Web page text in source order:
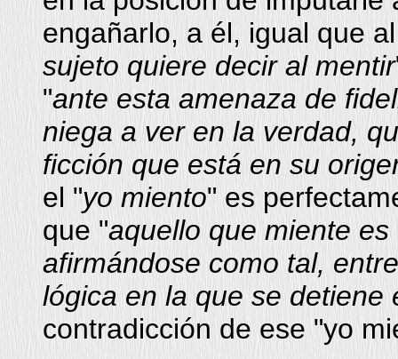
engañarlo, a él, igual que
sujeto quiere decir al mentir
"ante esta amenaza de
niega a ver en la verdad,
ficción que está en su
el "yo miento" es
que "aquello que miente
afirmándose como tal,
lógica en la que se detiene
contradicción de ese "yo